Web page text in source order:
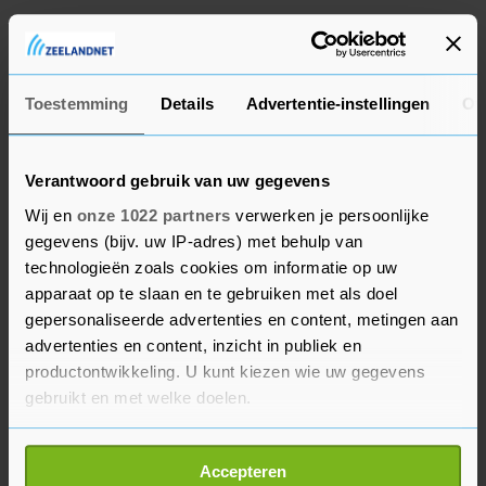
Toestemming Details Advertentie-instellingen
Verantwoord gebruik van uw gegevens
Wij en onze 1022 partners verwerken je persoonlijke
gegevens (bijv. uw IP-adres) met behulp van
technologieën zoals cookies om informatie op uw
apparaat op te slaan en te gebruiken met als doel
gepersonaliseerde advertenties en content, metingen aan
advertenties en content, inzicht in publiek en
productontwikkeling. U kunt kiezen wie uw gegevens
gebruikt en met welke doelen.
Als u het toestaat, willen we ook graag:
Informatie verzamelen over uw geografische
Accepteren
Goedkope en Kleine Cabrio!
1 aug. '26
€ 0,00
Serooskerke 1 aug. '26
BEKIJK MEER ADVERTENTIES